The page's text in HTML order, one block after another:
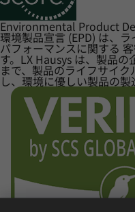
Environmental Product
環境製品宣言 (EPD) は、
パフォーマンスに関する
す。LX Hausys は、製品
まで、製品のライフサイ
し、環境に優しい製品の